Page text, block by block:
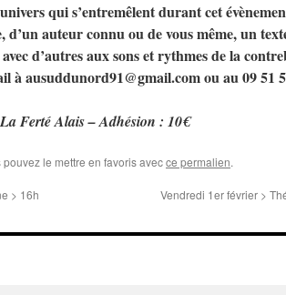
qui s’entremêlent durant cet
d’un auteur connu ou de vous même, un
d’autres aux sons et rythmes de la
à ausuddunord91@gmail.com ou au 09 51
Ferté Alais – Adhésion : 10€
pouvez le mettre en favoris avecce permalien.
> 16h Vendredi 1er février >